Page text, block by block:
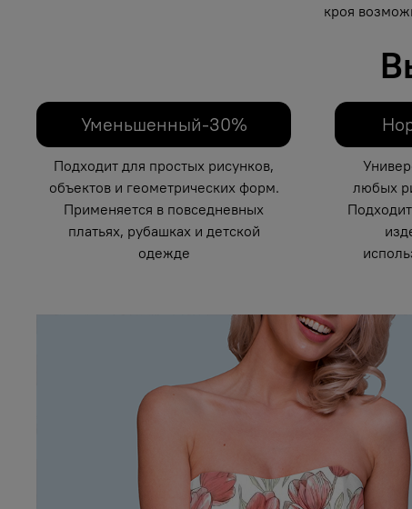
кроя
Уменьшенный-30%
Подходит для простых рисунков,
объектов и геометрических форм.
Применяется в повседневных
платьях, рубашках и детской
одежде
любых